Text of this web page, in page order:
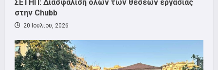
ΣΕΤΗΠ: Διασφάλιση όλων των θέσεων εργασίας
στην Chubb
20 Ιουλίου, 2026